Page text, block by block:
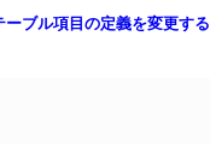
ーブル項目の定義を変更する